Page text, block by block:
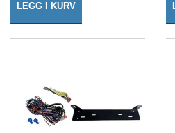
LEGG I KURV